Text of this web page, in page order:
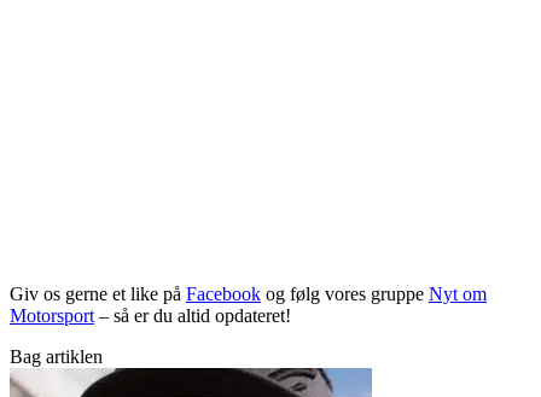
Giv os gerne et like på Facebook og følg vores gruppe Nyt om
Motorsport – så er du altid opdateret!
Bag artiklen